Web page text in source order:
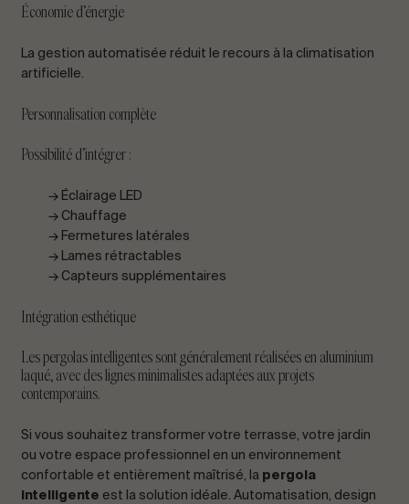
Économie d’énergie
La gestion automatisée réduit le recours à la climatisation
artificielle.
Personnalisation complète
Possibilité d’intégrer :
→ Éclairage LED
→ Chauffage
→ Fermetures latérales
→ Lames rétractables
→ Capteurs supplémentaires
Intégration esthétique
Les pergolas intelligentes sont généralement réalisées en aluminium
laqué, avec des lignes minimalistes adaptées aux projets
contemporains.
Si vous souhaitez transformer votre terrasse, votre jardin
ou votre espace professionnel en un environnement
confortable et entièrement maîtrisé, la pergola
intelligente est la solution idéale. Automatisation, design